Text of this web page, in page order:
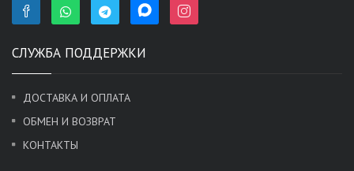
СЛУЖБА ПОДДЕРЖКИ
ДОСТАВКА И ОПЛАТА
ОБМЕН И ВОЗВРАТ
КОНТАКТЫ